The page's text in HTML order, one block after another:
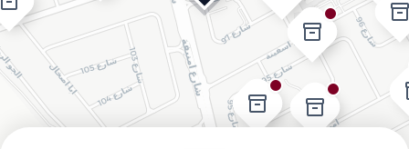
inventory_2
inventory_2
inventory_2